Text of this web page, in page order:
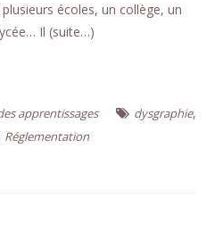
écoles, un collège, un
Il (suite…)
apprentissages dysgraphie,
Réglementation